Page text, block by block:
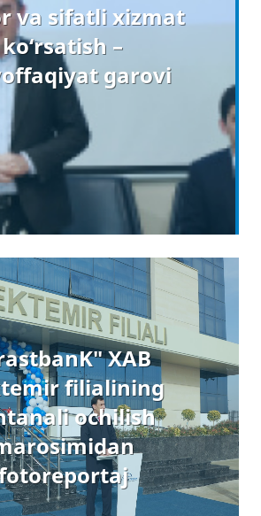
va sifatli xizmat
ko‘rsatish –
garovi
XAB
filialining
ochilish